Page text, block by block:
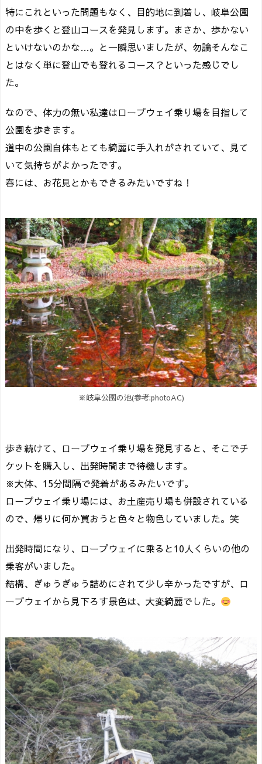
特にこれといった問題もなく、目的地に到着し、岐阜公園
の中を歩くと登山コースを発見します。まさか、歩かない
といけないのかな…。と一瞬思いましたが、勿論そんなこ
とはなく単に登山でも登れるコース？といった感じでし
た。
なので、体力の無い私達はロープウェイ乗り場を目指して
公園を歩きます。
道中の公園自体もとても綺麗に手入れがされていて、見て
いて気持ちがよかったです。
春には、お花見とかもできるみたいですね！
※岐阜公園の池(参考:photoAC)
歩き続けて、ロープウェイ乗り場を発見すると、そこでチ
ケットを購入し、出発時間まで待機します。
※大体、15分間隔で発着があるみたいです。
ロープウェイ乗り場には、お土産売り場も併設されている
ので、帰りに何か買おうと色々と物色していました。笑
出発時間になり、ロープウェイに乗ると10人くらいの他の
乗客がいました。
結構、ぎゅうぎゅう詰めにされて少し辛かったですが、ロ
ープウェイから見下ろす景色は、大変綺麗でした。